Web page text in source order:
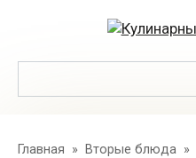
Главная » Вторые блюда »